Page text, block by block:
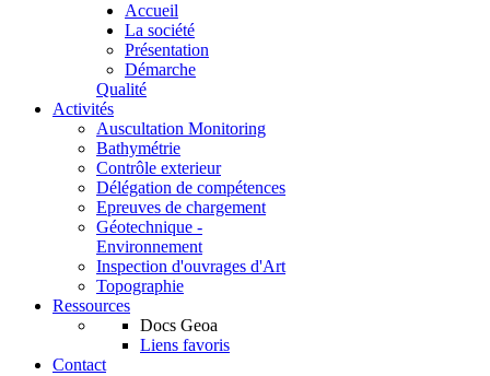
Accueil
La société
Présentation
Démarche
Qualité
Activités
Auscultation Monitoring
Bathymétrie
Contrôle exterieur
Délégation de compétences
Epreuves de chargement
Géotechnique -
Environnement
Inspection d'ouvrages d'Art
Topographie
Ressources
Docs Geoa
Liens favoris
Contact